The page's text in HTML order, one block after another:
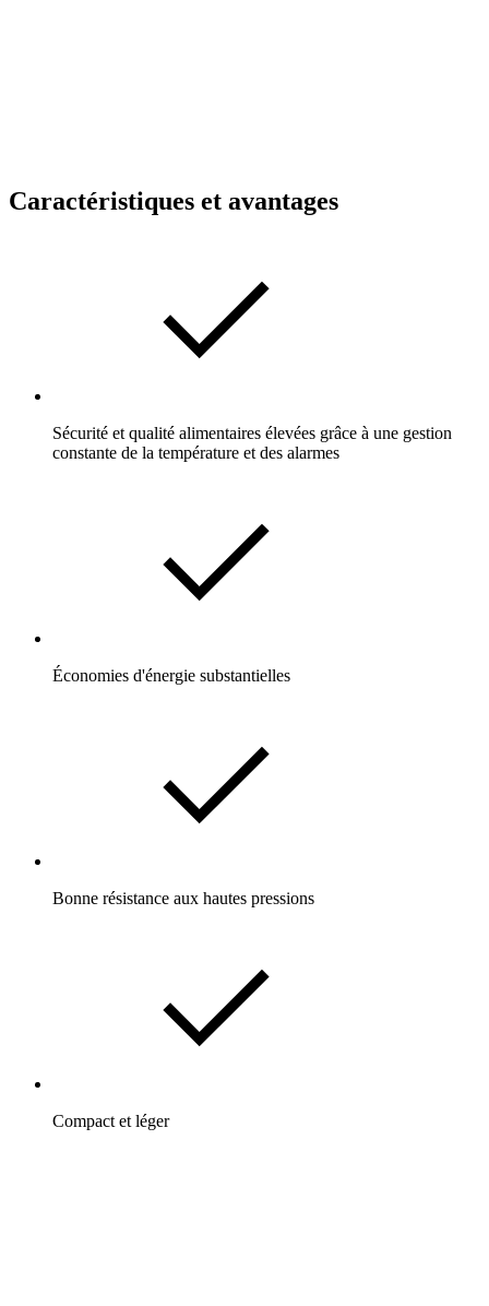
Caractéristiques et avantages
Sécurité et qualité alimentaires élevées grâce à une gestion
constante de la température et des alarmes
Économies d'énergie substantielles
Bonne résistance aux hautes pressions
Compact et léger